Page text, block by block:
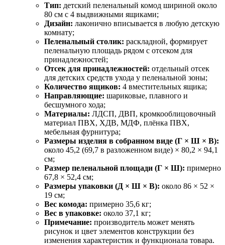
Тип: детский пеленальный комод шириной около
80 см с 4 выдвижными ящиками;
Дизайн: лаконично вписывается в любую детскую
комнату;
Пеленальный столик: раскладной, формирует
пеленальную площадь рядом с отсеком для
принадлежностей;
Отсек для принадлежностей: отдельный отсек
для детских средств ухода у пеленальной зоны;
Количество ящиков: 4 вместительных ящика;
Направляющие: шариковые, плавного и
бесшумного хода;
Материалы: ЛДСП, ДВП, кромкооблицовочный
материал ПВХ, ХДВ, МДФ, плёнка ПВХ,
мебельная фурнитура;
Размеры изделия в собранном виде (Г × Ш × В):
около 45,2 (69,7 в разложенном виде) × 80,2 × 94,1
см;
Размер пеленальной площади (Г × Ш): примерно
67,8 × 52,4 см;
Размеры упаковки (Д × Ш × В): около 86 × 52 ×
19 см;
Вес комода: примерно 35,6 кг;
Вес в упаковке: около 37,1 кг;
Примечание: производитель может менять
рисунок и цвет элементов конструкции без
изменения характеристик и функционала товара.